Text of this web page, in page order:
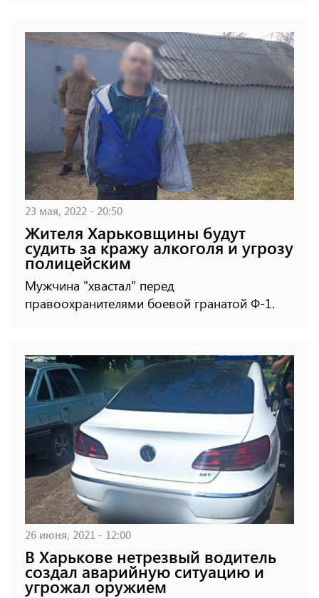
23 мая, 2022 - 20:50
Жителя Харьковщины будут
судить за кражу алкоголя и угрозу
полицейским
Мужчина "хвастал" перед
правоохранителями боевой гранатой Ф-1.
26 июня, 2021 - 12:00
В Харькове нетрезвый водитель
создал аварийную ситуацию и
угрожал оружием